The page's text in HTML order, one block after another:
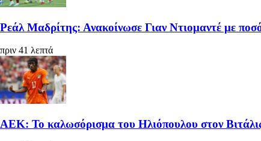
Ρεάλ Μαδρίτης: Ανακοίνωσε Γιαν Ντιομαντέ με
πριν 41 λεπτά
ΑΕΚ: Το καλωσόρισμα του Ηλιόπουλου στον